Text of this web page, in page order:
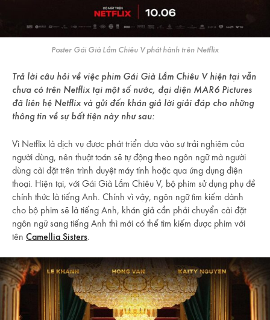
Poster Gái Già Lắm Chiêu V phát hành trên Netflix
Trả lời câu hỏi về việc phim Gái Già Lắm Chiêu V hiện tại vẫn
chưa có trên Netflix tại một số nước, đại diện MAR6 Pictures
đã liên hệ Netflix và gửi đến khán giả lời giải đáp cho những
thông tin về sự bất tiện này như sau:
Vì Netflix là dịch vụ được phát triển dựa vào sự trải nghiệm của
người dùng, nên thuật toán sẽ tự động theo ngôn ngữ mà người
dùng cài đặt trên trình duyệt máy tính hoặc qua ứng dụng điện
thoại. Hiện tại, với Gái Già Lắm Chiêu V, bộ phim sử dụng phụ đề
chính thức là tiếng Anh. Chính vì vậy, ngôn ngữ tìm kiếm dành
cho bộ phim sẽ là tiếng Anh, khán giả cần phải chuyển cài đặt
ngôn ngữ sang tiếng Anh thì mới có thể tìm kiếm được phim với
tên Camellia Sisters.